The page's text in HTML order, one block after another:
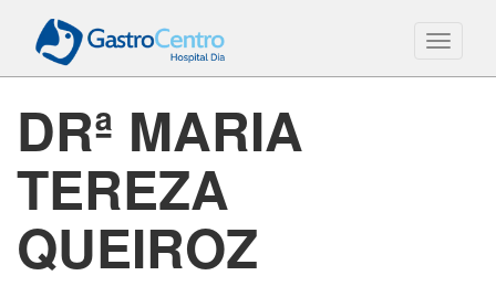
Toggle
DRª MARIA
TEREZA
QUEIROZ